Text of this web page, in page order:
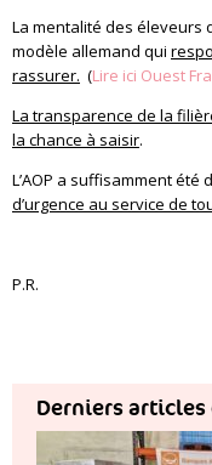
La mentalité des éleveurs
modèle allemand qui
rassurer. (Lire ici Ouest
La transparence de la
la chance à saisir.
L’AOP a suffisamment
d’urgence au service de
P.R.
Derniers